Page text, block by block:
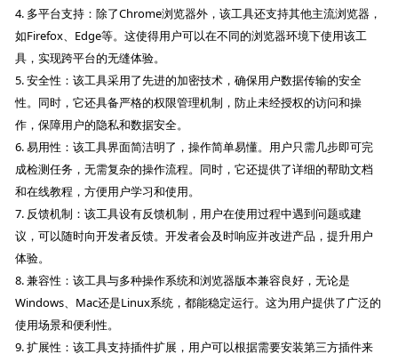
4. 多平台支持：除了Chrome浏览器外，该工具还支持其他主流浏览器，
如Firefox、Edge等。这使得用户可以在不同的浏览器环境下使用该工
具，实现跨平台的无缝体验。
5. 安全性：该工具采用了先进的加密技术，确保用户数据传输的安全
性。同时，它还具备严格的权限管理机制，防止未经授权的访问和操
作，保障用户的隐私和数据安全。
6. 易用性：该工具界面简洁明了，操作简单易懂。用户只需几步即可完
成检测任务，无需复杂的操作流程。同时，它还提供了详细的帮助文档
和在线教程，方便用户学习和使用。
7. 反馈机制：该工具设有反馈机制，用户在使用过程中遇到问题或建
议，可以随时向开发者反馈。开发者会及时响应并改进产品，提升用户
体验。
8. 兼容性：该工具与多种操作系统和浏览器版本兼容良好，无论是
Windows、Mac还是Linux系统，都能稳定运行。这为用户提供了广泛的
使用场景和便利性。
9. 扩展性：该工具支持插件扩展，用户可以根据需要安装第三方插件来